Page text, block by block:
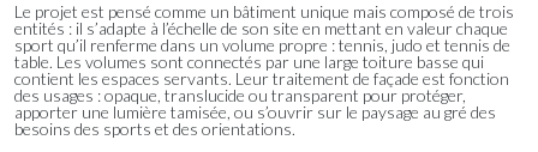
Le projet est pensé comme un bâtiment unique mais composé de trois
entités : il s’adapte à l’échelle de son site en mettant en valeur chaque
sport qu’il renferme dans un volume propre : tennis, judo et tennis de
table. Les volumes sont connectés par une large toiture basse qui
contient les espaces servants. Leur traitement de façade est fonction
des usages : opaque, translucide ou transparent pour protéger,
apporter une lumière tamisée, ou s’ouvrir sur le paysage au gré des
besoins des sports et des orientations.